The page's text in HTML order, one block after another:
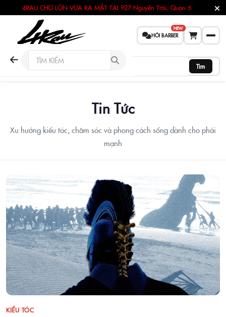
4RAU CHỢ LỚN VỪA RA MẮT TẠI 927 Nguyễn Trãi, Quận 5
HỎI BARBER
NEW
Tìm
Tin Tức
Xu hướng kiểu tóc, chăm sóc và phong cách sống dành cho phái
mạnh
KIỂU TÓC